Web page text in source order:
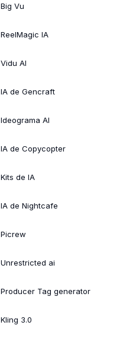
Big Vu
ReelMagic IA
Vidu AI
IA de Gencraft
Ideograma AI
IA de Copycopter
Kits de IA
IA de Nightcafe
Picrew
Unrestricted ai
Producer Tag generator
Kling 3.0